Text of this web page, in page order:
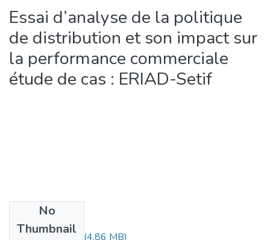
Essai d’analyse de la politique
de distribution et son impact sur
la performance commerciale
étude de cas : ERIAD-Setif
No
Thumbnail
MS1.212-16.pdf (4.86 MB)